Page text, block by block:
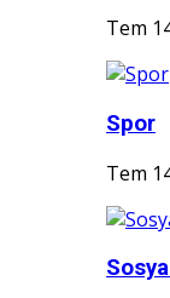
Tem
Spor
Tem